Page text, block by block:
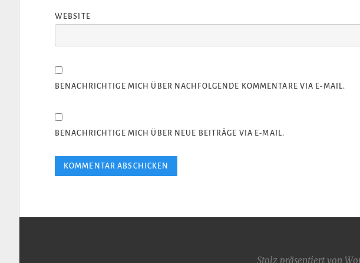
WEBSITE
BENACHRICHTIGE MICH ÜBER NACHFOLGENDE KOMMENTARE VIA E-MAIL.
BENACHRICHTIGE MICH ÜBER NEUE BEITRÄGE VIA E-MAIL.
Stolz präsentiert von